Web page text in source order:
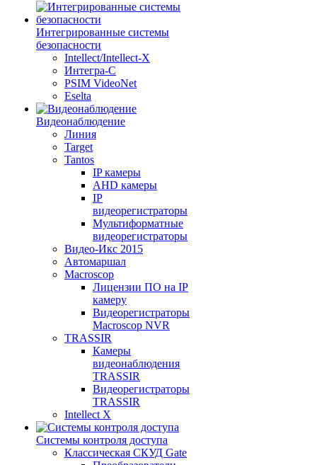
Интегрированные системы
безопасности
Intellect/Intellect-X
Интегра-С
PSIM VideoNet
Eselta
Видеонаблюдение
Линия
Target
Tantos
IP камеры
AHD камеры
IP
видеорегистраторы
Мультиформатные
видеорегистраторы
Видео-Икс 2015
Автомаршал
Macroscop
Лицензии ПО на IP
камеру
Видеорегистраторы
Macroscop NVR
TRASSIR
Камеры
видеонаблюдения
TRASSIR
Видеорегистраторы
TRASSIR
Intellect X
Системы контроля доступа
Классическая СКУД Gate